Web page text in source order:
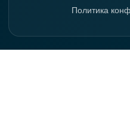
Политика